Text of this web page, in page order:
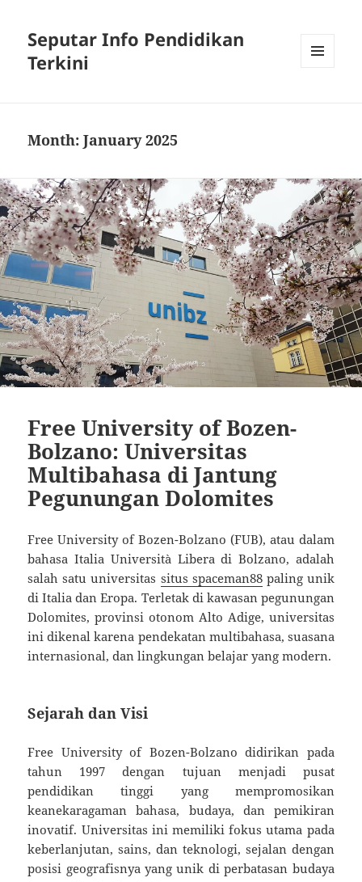
Seputar Info Pendidikan
Terkini
Month:January 2025
Free University of Bozen-
Bolzano: Universitas
Multibahasa di Jantung
Pegunungan Dolomites
Free University of Bozen-Bolzano (FUB), atau dalam
bahasa Italia Università Libera di Bolzano, adalah
salah satu universitas situs spaceman88paling unik
di Italia dan Eropa. Terletak di kawasan pegunungan
Dolomites, provinsi otonom Alto Adige, universitas
ini dikenal karena pendekatan multibahasa, suasana
internasional, dan lingkungan belajar yang modern.
Sejarah dan Visi
Free University of Bozen-Bolzano didirikan pada
tahun 1997 dengan tujuan menjadi pusat
pendidikan tinggi yang mempromosikan
keanekaragaman bahasa, budaya, dan pemikiran
inovatif. Universitas ini memiliki fokus utama pada
keberlanjutan, sains, dan teknologi, sejalan dengan
posisi geografisnya yang unik di perbatasan budaya